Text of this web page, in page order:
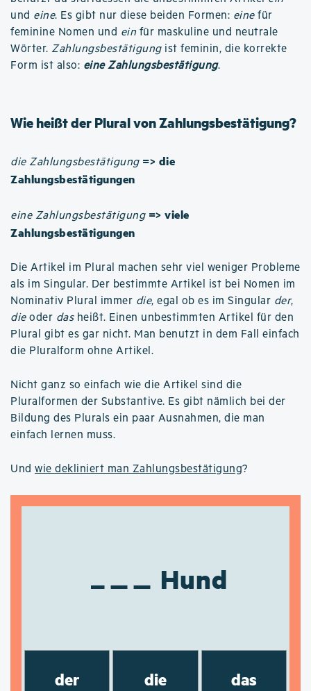
und eine. Es gibt nur diese beiden Formen: einefür
feminine Nomen und ein für maskuline und neutrale
Wörter. Zahlungsbestätigungist feminin, die korrekte
Form ist also: eine Zahlungsbestätigung.
Wie heißt der Plural von Zahlungsbestätigung?
die Zahlungsbestätigung => die
Zahlungsbestätigungen
eine Zahlungsbestätigung => viele
Zahlungsbestätigungen
Die Artikel im Plural machen sehr viel weniger Probleme
als im Singular. Der bestimmte Artikel ist bei Nomen im
Nominativ Plural immer die, egal ob es im Singular der,
dieoder dasheißt. Einen unbestimmten Artikel für den
Plural gibt es gar nicht. Man benutzt in dem Fall einfach
die Pluralform ohne Artikel.
Nicht ganz so einfach wie die Artikel sind die
Pluralformen der Substantive. Es gibt nämlich bei der
Bildung des Plurals ein paar Ausnahmen, die man
einfach lernen muss.
Und wie dekliniert man Zahlungsbestätigung?
Hund
der die das